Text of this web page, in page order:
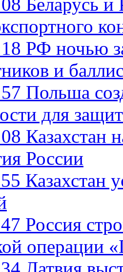
РФ ночью
и
Польша
для
Казахстан
России
Казахстан
Россия
операции